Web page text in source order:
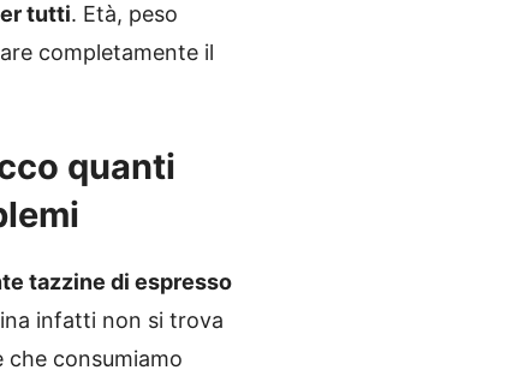
tutti. Età, peso
completamente il
quanti
tazzine di espresso
infatti non si trova
che consumiamo